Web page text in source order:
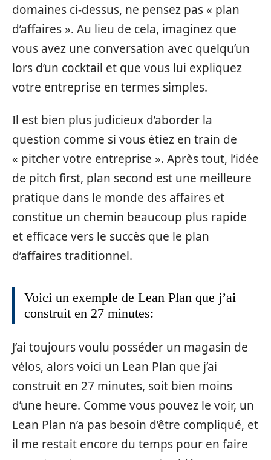
domaines ci-dessus, ne pensez pas « plan
d’affaires ». Au lieu de cela, imaginez que
vous avez une conversation avec quelqu’un
lors d’un cocktail et que vous lui expliquez
votre entreprise en termes simples.
Il est bien plus judicieux d’aborder la
question comme si vous étiez en train de
« pitcher votre entreprise ». Après tout, l’idée
de pitch first, plan second est une meilleure
pratique dans le monde des affaires et
constitue un chemin beaucoup plus rapide
et efficace vers le succès que le plan
d’affaires traditionnel.
Voici un exemple de Lean Plan que j’ai
construit en 27 minutes:
J’ai toujours voulu posséder un magasin de
vélos, alors voici un Lean Plan que j’ai
construit en 27 minutes, soit bien moins
d’une heure. Comme vous pouvez le voir, un
Lean Plan n’a pas besoin d’être compliqué, et
il me restait encore du temps pour en faire